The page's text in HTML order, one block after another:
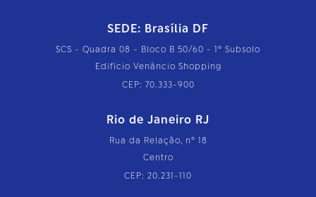
SEDE: Brasília DF
SCS - Quadra 08 - Bloco B 50/60 - 1º Subsolo
Edifício Venâncio Shopping
CEP: 70.333-900
Rio de Janeiro RJ
Rua da Relação, nº 18
Centro
CEP: 20.231-110